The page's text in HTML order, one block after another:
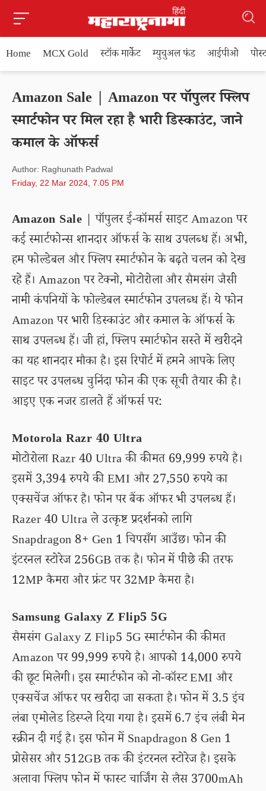
Home MCX Gold स्टॉक मार्केट म्युचुअल फंड आईपीओ
Amazon Sale | Amazon पर पॉपुलर फ्लिप
स्मार्टफोन पर मिल रहा है भारी डिस्काउंट, जाने
कमाल के ऑफर्स
Author: Raghunath Padwal
Friday, 22 Mar 2024, 7.05 PM
Amazon Sale | पॉपुलर ई-कॉमर्स साइट Amazon पर
कई स्मार्टफोन्स शानदार ऑफर्स के साथ उपलब्ध हैं। अभी,
हम फोल्डेबल और फ्लिप स्मार्टफोन के बढ़ते चलन को देख
रहे हैं। Amazon पर टेक्नो, मोटोरोला और सैमसंग जैसी
नामी कंपनियों के फोल्डेबल स्मार्टफोन उपलब्ध हैं। ये फोन
Amazon पर भारी डिस्काउंट और कमाल के ऑफर्स के
साथ उपलब्ध हैं। जी हां, फ्लिप स्मार्टफोन सस्ते में खरीदने
का यह शानदार मौका है। इस रिपोर्ट में हमने आपके लिए
साइट पर उपलब्ध चुनिंदा फोन की एक सूची तैयार की है।
आइए एक नजर डालते हैं ऑफर्स पर:
Motorola Razr 40 Ultra
मोटोरोला Razr 40 Ultra की कीमत 69,999 रुपये है।
इसमें 3,394 रुपये की EMI और 27,550 रुपये का
एक्सचेंज ऑफर है। फोन पर बैंक ऑफर भी उपलब्ध हैं।
Razer 40 Ultra ले उत्कृष्ट प्रदर्शनको लागि
Snapdragon 8+ Gen 1 चिपसँग आउँछ। फोन की
इंटरनल स्टोरेज 256GB तक है। फोन में पीछे की तरफ
12MP कैमरा और फ्रंट पर 32MP कैमरा है।
Samsung Galaxy Z Flip5 5G
सैमसंग Galaxy Z Flip5 5G स्मार्टफोन की कीमत
Amazon पर 99,999 रुपये है। आपको 14,000 रुपये
की छूट मिलेगी। इस स्मार्टफोन को नो-कॉस्ट EMI और
एक्सचेंज ऑफर पर खरीदा जा सकता है। फोन में 3.5 इंच
लंबा एमोलेड डिस्प्ले दिया गया है। इसमें 6.7 इंच लंबी मेन
स्क्रीन दी गई है। इस फोन में Snapdragon 8 Gen 1
प्रोसेसर और 512GB तक की इंटरनल स्टोरेज है। इसके
अलावा फ्लिप फोन में फास्ट चार्जिंग से लैस 3700mAh